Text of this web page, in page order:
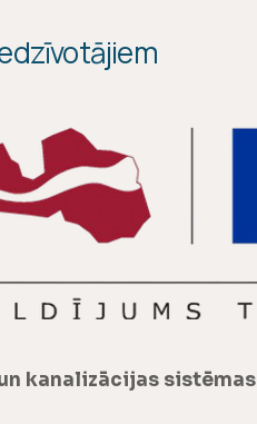
kanalizācijas